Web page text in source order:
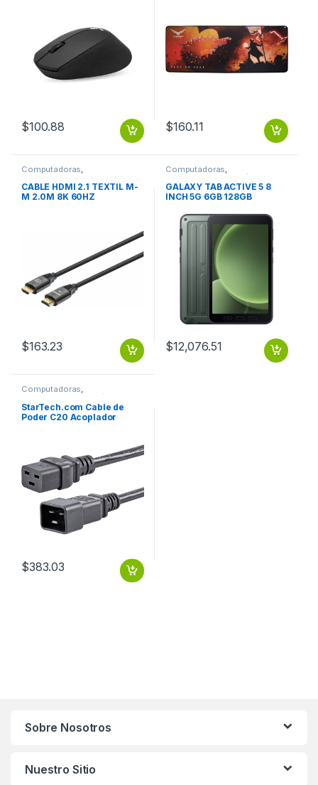
$100.88 $160.11
Computadoras
Computadoras de Escritorio
CABLE HDMI 2.1 TEXTIL M-
M 2.0M 8K 60HZ
$163.23
Computadoras
Computadoras Portátiles
GALAXY TAB ACTIVE 5 8
INCH 5G 6GB 128GB
ACTIVE 5 8 INCH 5G 6GB
128GB ANDROID 13
$12,076.51
Computadoras,
Computadoras Portátiles
StarTech.com Cable de
Poder C20 Acoplador
$383.03
Sobre Nosotros
Nuestro Sitio